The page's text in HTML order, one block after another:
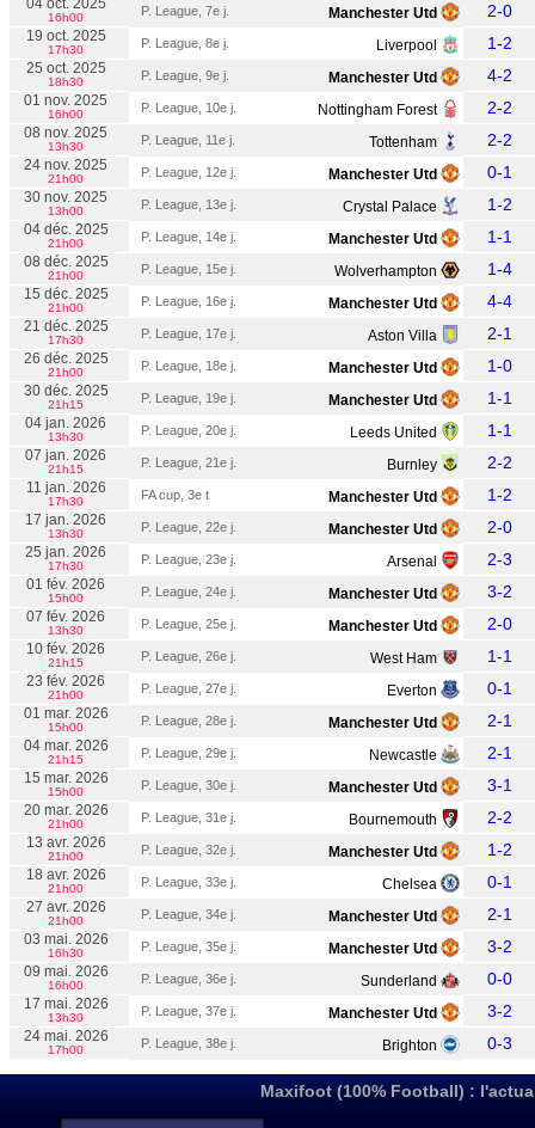
04 oct. 2025
16h00 P. League, 7e j. Manchester Utd 2-0
19 oct. 2025
17h30 P. League, 8e j. Liverpool 1-2
25 oct. 2025
18h30 P. League, 9e j. Manchester Utd 4-2
01 nov. 2025
16h00 P. League, 10e j. Nottingham Forest 2-2
08 nov. 2025
13h30 P. League, 11e j. Tottenham 2-2
24 nov. 2025
21h00 P. League, 12e j. Manchester Utd 0-1
30 nov. 2025
13h00 P. League, 13e j. Crystal Palace 1-2
04 déc. 2025
21h00 P. League, 14e j. Manchester Utd 1-1
08 déc. 2025
21h00 P. League, 15e j. Wolverhampton 1-4
15 déc. 2025
21h00 P. League, 16e j. Manchester Utd 4-4
21 déc. 2025
17h30 P. League, 17e j. Aston Villa 2-1
26 déc. 2025
21h00 P. League, 18e j. Manchester Utd 1-0
30 déc. 2025
21h15 P. League, 19e j. Manchester Utd 1-1
04 jan. 2026
13h30 P. League, 20e j. Leeds United 1-1
07 jan. 2026
21h15 P. League, 21e j. Burnley 2-2
11 jan. 2026
17h30 FA cup, 3e t Manchester Utd 1-2
17 jan. 2026
13h30 P. League, 22e j. Manchester Utd 2-0
25 jan. 2026
17h30 P. League, 23e j. Arsenal 2-3
01 fév. 2026
15h00 P. League, 24e j. Manchester Utd 3-2
07 fév. 2026
13h30 P. League, 25e j. Manchester Utd 2-0
10 fév. 2026
21h15 P. League, 26e j. West Ham 1-1
23 fév. 2026
21h00 P. League, 27e j. Everton 0-1
01 mar. 2026
15h00 P. League, 28e j. Manchester Utd 2-1
04 mar. 2026
21h15 P. League, 29e j. Newcastle 2-1
15 mar. 2026
15h00 P. League, 30e j. Manchester Utd 3-1
20 mar. 2026
21h00 P. League, 31e j. Bournemouth 2-2
13 avr. 2026
21h00 P. League, 32e j. Manchester Utd 1-2
18 avr. 2026
21h00 P. League, 33e j. Chelsea 0-1
27 avr. 2026
21h00 P. League, 34e j. Manchester Utd 2-1
03 mai. 2026
16h30 P. League, 35e j. Manchester Utd 3-2
09 mai. 2026
16h00 P. League, 36e j. Sunderland 0-0
17 mai. 2026
13h30 P. League, 37e j. Manchester Utd 3-2
24 mai. 2026
17h00 P. League, 38e j. Brighton 0-3
Maxifoot (100% Football) :